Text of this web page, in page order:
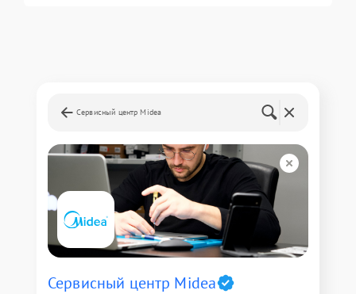
Сервисный центр Midea
Сервисный центр Midea